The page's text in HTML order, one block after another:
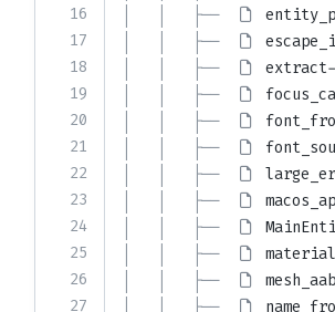
16
17
18
19
20
21
22
23
24
25
26
27
│   │   ├──
│   │   ├──
│   │   ├──
│   │   ├──
│   │   ├──
│   │   ├──
│   │   ├──
│   │   ├──
│   │   ├──
│   │   ├──
│   │   ├──
│   │   ├──